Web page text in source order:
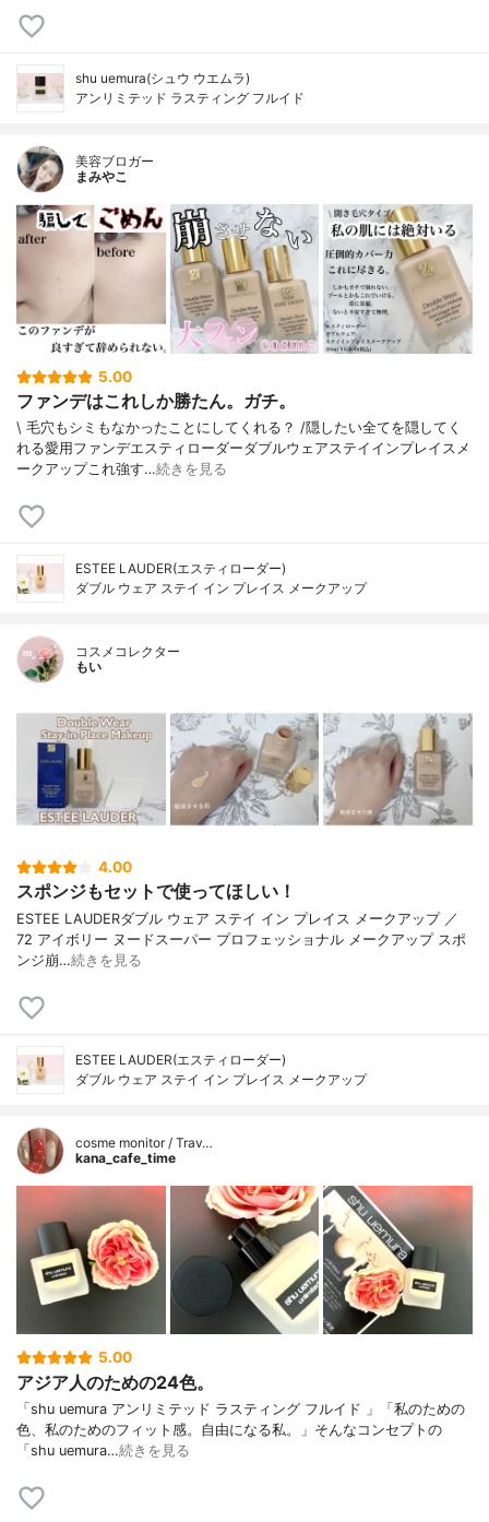
shu uemura(シュウ ウエムラ)
アンリミテッド ラスティング フルイド
美容ブロガー
まみやこ
5.00
ファンデはこれしか勝たん。ガチ。
\ 毛穴もシミもなかったことにしてくれる？ /⁡⁡隠したい全てを隠してく
れる愛用ファンデ⁡エスティローダーダブルウェアステイインプレイスメ
ークアップ⁡⁡これ強す…続きを見る
ESTEE LAUDER(エスティローダー)
ダブル ウェア ステイ イン プレイス メークアップ
コスメコレクター
もい
4.00
スポンジもセットで使ってほしい！
ESTEE LAUDERダブル ウェア ステイ イン プレイス メークアップ ／
72 アイボリー ヌードスーパー プロフェッショナル メークアップ スポ
ンジ崩…続きを見る
ESTEE LAUDER(エスティローダー)
ダブル ウェア ステイ イン プレイス メークアップ
cosme monitor / Trav…
kana_cafe_time
5.00
アジア人のための24色。
「shu uemura アンリミテッド ラスティング フルイド 」「私のための
色、私のためのフィット感。自由になる私。」そんなコンセプトの
「shu uemura…続きを見る